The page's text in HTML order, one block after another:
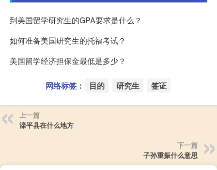
到美国留学研究生的GPA要求是什么？
如何准备美国研究生的托福考试？
美国留学经济担保金最低是多少？
网络标签： 目的 研究生 签证
上一篇
滦平县在什么地方
下一篇
子孙重振什么意思